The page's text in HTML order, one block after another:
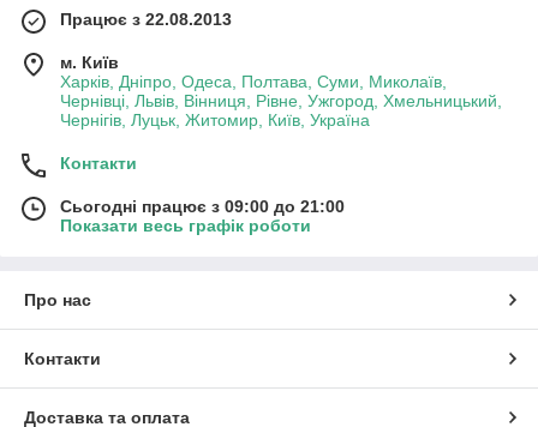
Працює з 22.08.2013
м. Київ
Харків, Дніпро, Одеса, Полтава, Суми, Миколаїв,
Чернівці, Львів, Вінниця, Рівне, Ужгород, Хмельницький,
Чернігів, Луцьк, Житомир, Київ, Україна
Контакти
Сьогодні працює з 09:00 до 21:00
Показати весь графік роботи
Про нас
Контакти
Доставка та оплата